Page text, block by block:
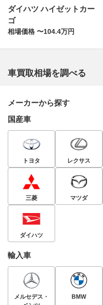
ダイハツ ハイゼットカー
ゴ
相場価格 〜104.4万円
車買取相場を調べる
メーカーから探す
国産車
トヨタ レクサス
三菱 マツダ
ダイハツ
輸入車
メルセデス・
BMW